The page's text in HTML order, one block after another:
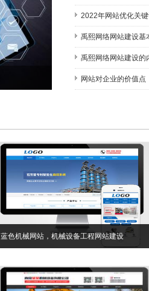
2022年网站优化关
禹熙网络网站建设基
禹熙网络网站建设的
网站对企业的价值点
蓝色机械网站，机械设备工程网站建设